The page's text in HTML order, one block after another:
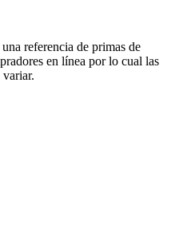
referencia de primas de
en línea por lo cual las
variar.